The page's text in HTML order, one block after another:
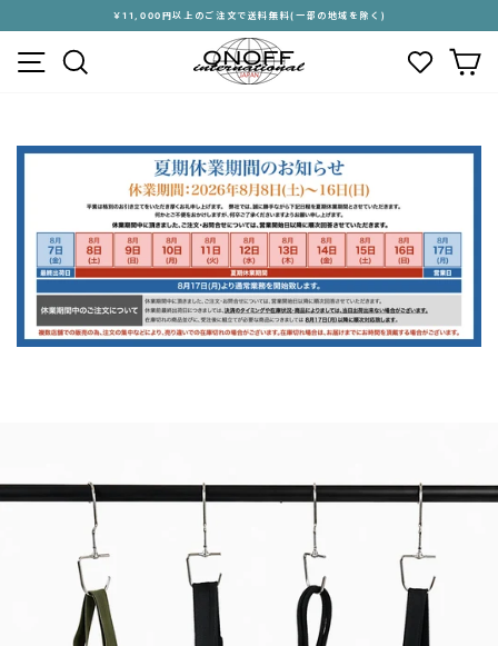
キ
ス
ラ
イ
ョ
ー
を
停
止
す
る
￥11,000円以上のご注文で送料無料(一部の地域を除く)
メニュー